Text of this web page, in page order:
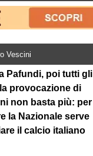
Vescini
Pafundi, poi tutti gli
provocazione di
non basta più: per
la Nazionale serve
il calcio italiano